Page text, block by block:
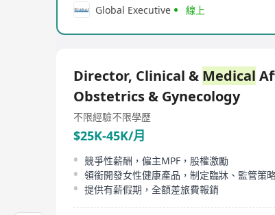
Global Executive 線上
Director, Clinical & Medical
Obstetrics & Gynecology
不限經驗不限學歷
$25K-45K/月
競爭性薪酬，僱主MPF，股權激勵
領銜開發女性健康產品，制定臨牀、監管策
提供有薪假期，全額差旅費報銷